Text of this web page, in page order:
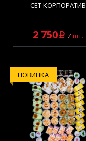
СЕТ КОРПОРАТИВ
2 750q шт.
НОВИНКА